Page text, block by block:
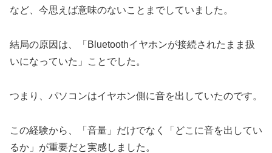
など、今思えば意味のないことまでしていました。
結局の原因は、「Bluetoothイヤホンが接続されたまま扱
いになっていた」ことでした。
つまり、パソコンはイヤホン側に音を出していたのです。
この経験から、「音量」だけでなく「どこに音を出してい
るか」が重要だと実感しました。